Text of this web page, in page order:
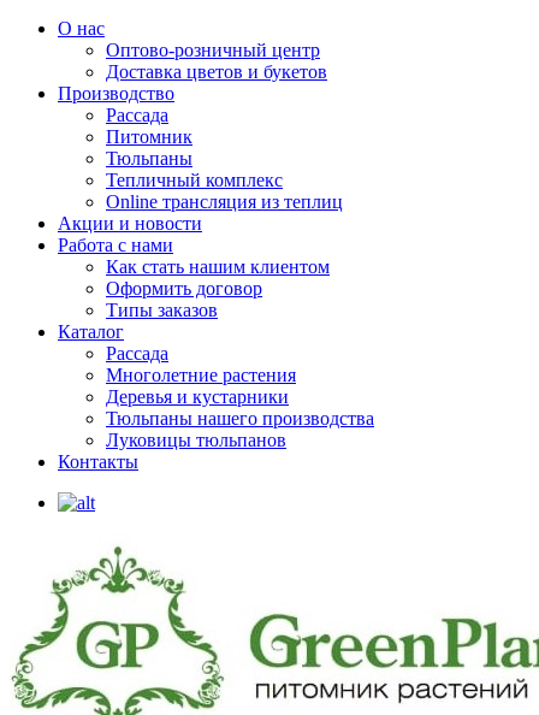
О нас
Оптово-розничный центр
Доставка цветов и букетов
Производство
Рассада
Питомник
Тюльпаны
Тепличный комплекс
Online трансляция из теплиц
Акции и новости
Работа с нами
Как стать нашим клиентом
Оформить договор
Типы заказов
Каталог
Рассада
Многолетние растения
Деревья и кустарники
Тюльпаны нашего производства
Луковицы тюльпанов
Контакты